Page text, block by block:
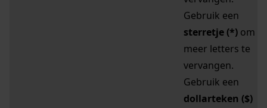
Gebruik een
sterretje (*) om
meer letters te
vervangen.
Gebruik een
dollarteken ($)